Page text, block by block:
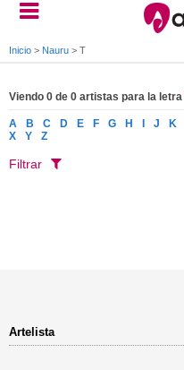
Inicio > Nauru > T
Viendo 0 de 0 artistas para la letra
A B C D E F G H J K
X
Y Z
Filtrar
Artelista